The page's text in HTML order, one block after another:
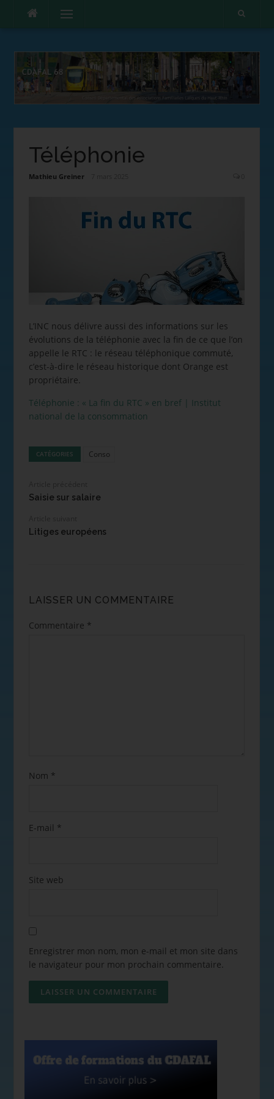
Menu
Téléphonie
Mathieu Greiner
L’INC nous délivre aussi des informations sur les
évolutions de la téléphonie avec la fin de ce que l’on
appelle le RTC : le réseau téléphonique commuté,
c’est-à-dire le réseau historique dont Orange est
propriétaire.
Téléphonie : « La fin du RTC » en bref | Institut
national de la consommation
CATÉGORIES Conso
Saisie sur salaire
Litiges européens
LAISSER UN COMMENTAIRE
Commentaire *
Nom *
E-mail *
Site web
Enregistrer mon nom, mon e-mail et mon site dans
le navigateur pour mon prochain commentaire.